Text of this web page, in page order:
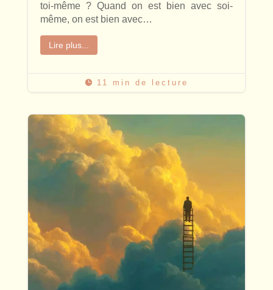
toi-même ? Quand on est bien avec soi-
même, on est bien avec…
Lire plus...
 11 min de lecture